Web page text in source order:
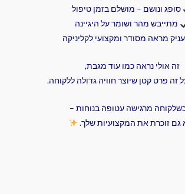
סופג ונושם – מושלם בזמן טיפול
מתייבש מהר ושומר על היגיינה
מראה מסודר ומקצועי לקליניקה
זה אולי נראה כמו עוד מגבת,
זה פרט קטן שיוצר חוויה גדולה ללקוחה.
מרגישה עטופה בנוחות –
גם זוכרת את המקצועיות שלך.